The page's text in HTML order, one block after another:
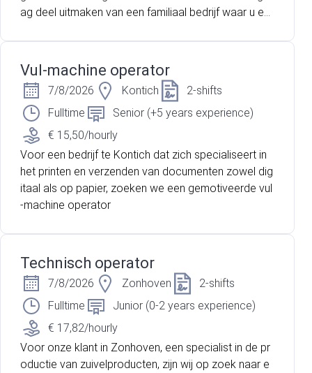
ag deel uitmaken van een familiaal bedrijf waar u ee
snel verder!
Vul-machine operator
7/8/2026 Kontich
2-shifts
Fulltime
Senior (+5 years experience)
€ 15,50/hourly
Voor een bedrijf te Kontich dat zich specialiseert in
het printen en verzenden van documenten zowel dig
itaal als op papier, zoeken we een gemotiveerde vul
-machine operator
Technisch operator
7/8/2026 Zonhoven
2-shifts
Fulltime
Junior (0-2 years experience)
€ 17,82/hourly
Voor onze klant in Zonhoven, een specialist in de pr
oductie van zuivelproducten, zijn wij op zoek naar e